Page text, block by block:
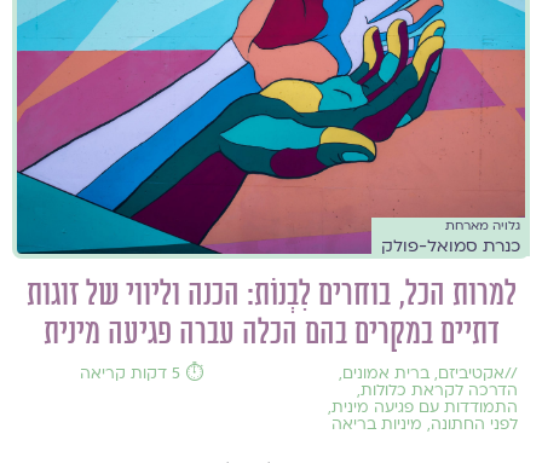
גלויה מארחת
כנרת סמואל-פולק
למרות הכל, בוחרים לִבְנוֹת: הכנה וליווי של זוגות
דתיים במקרים בהם הכלה עברה פגיעה מינית
//אקטיביזם, ברית אמונים,
הדרכה לקראת כלולות,
התמודדות עם פגיעה מינית,
לפני החתונה, מיניות בריאה
⏱️ 5 דקות קריאה